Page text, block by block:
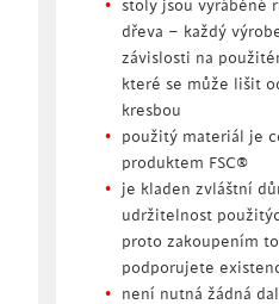
stoly jsou vyráběné
dřeva – každý
závislosti na
které se může lišit
kresbou
použitý materiál je
produktem FSC®
je kladen zvláštní
udržitelnost
proto zakoupením
podporujete
není nutná žádná